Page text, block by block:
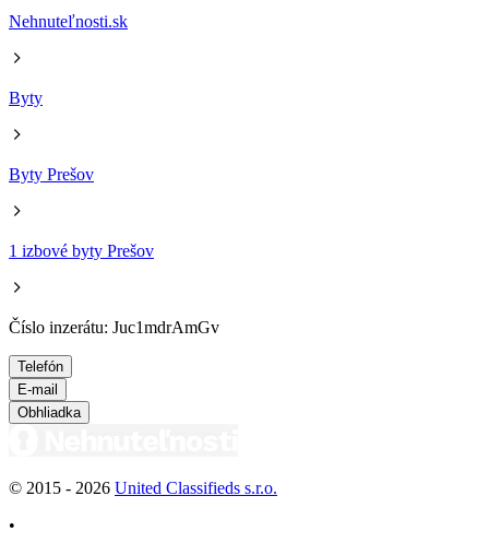
Nehnuteľnosti.sk
Byty
Byty Prešov
1 izbové byty Prešov
Číslo inzerátu: Juc1mdrAmGv
Telefón
E-mail
Obhliadka
© 2015 - 2026 United Classifieds s.r.o.
•